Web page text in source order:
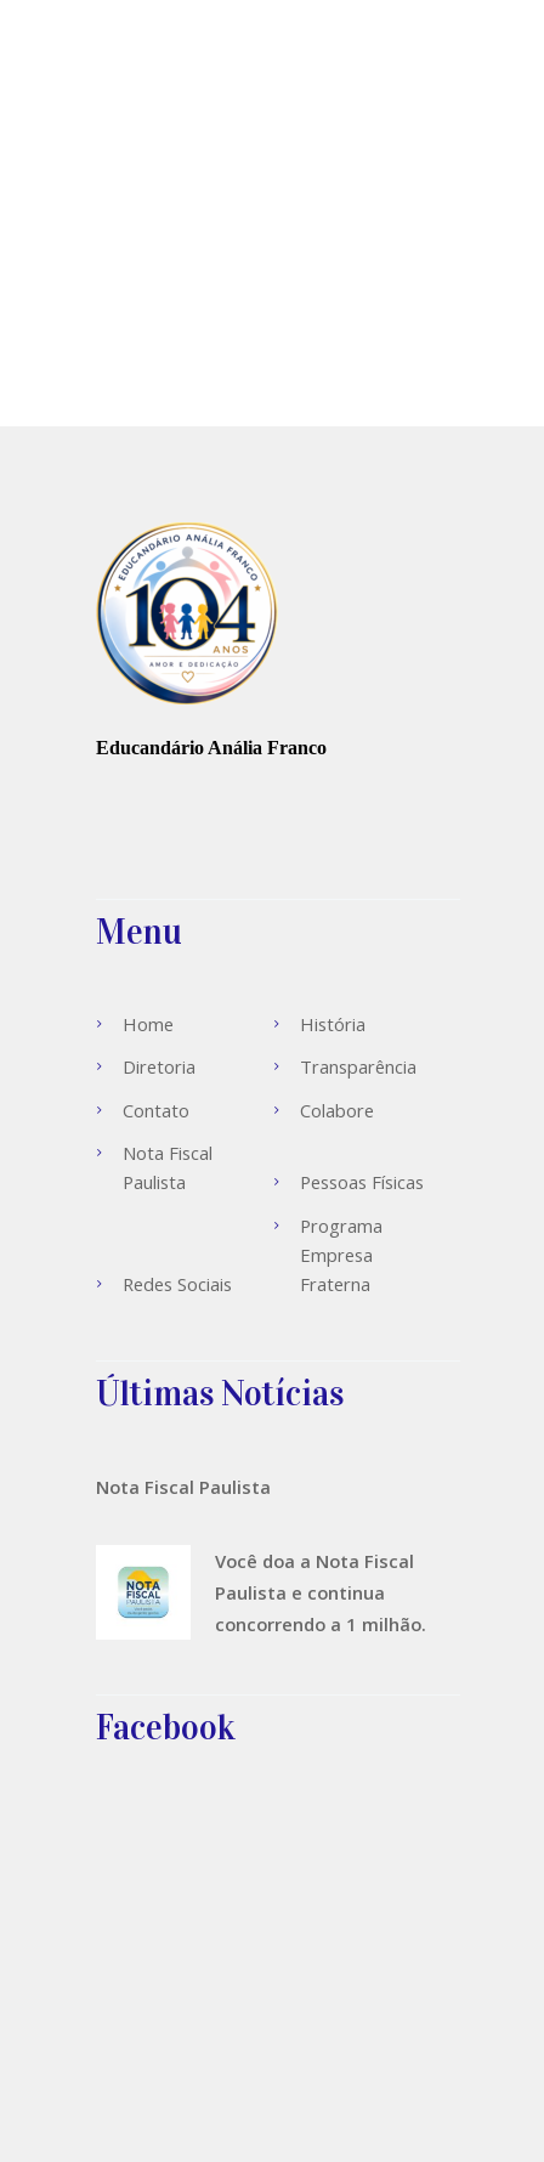
Educandário Anália Franco
Menu
Home
História
Diretoria
Transparência
Contato
Colabore
Nota Fiscal
Paulista
Pessoas Físicas
Redes Sociais
Programa
Empresa
Fraterna
Últimas Notícias
Nota Fiscal Paulista
Você doa a Nota Fiscal
Paulista e continua
concorrendo a 1 milhão.
Facebook